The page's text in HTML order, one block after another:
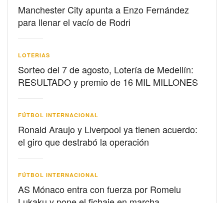
Manchester City apunta a Enzo Fernández
para llenar el vacío de Rodri
LOTERIAS
Sorteo del 7 de agosto, Lotería de Medellín:
RESULTADO y premio de 16 MIL MILLONES
FÚTBOL INTERNACIONAL
Ronald Araujo y Liverpool ya tienen acuerdo:
el giro que destrabó la operación
FÚTBOL INTERNACIONAL
AS Mónaco entra con fuerza por Romelu